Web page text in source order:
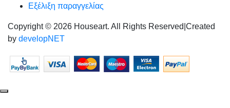
Εξέλιξη παραγγελίας
Copyright © 2026 Houseart. All Rights Reserved Created
by developNET